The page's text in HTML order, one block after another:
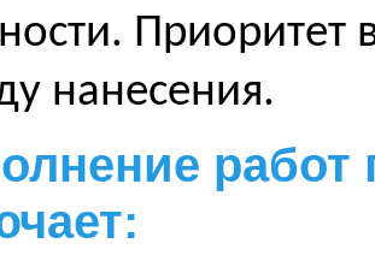
Приоритет
нанесения.
работ